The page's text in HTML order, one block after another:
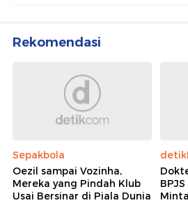
Rekomendasi
Sepakbola
Oezil sampai Vozinha,
Mereka yang Pindah Klub
Usai Bersinar di Piala Dunia